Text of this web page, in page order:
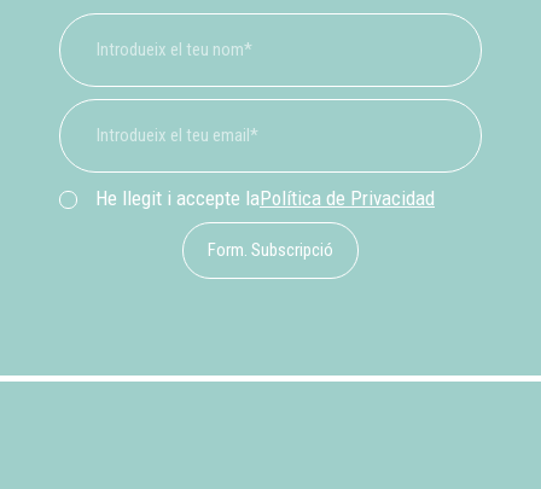
He llegit i accepte laPolítica de Privacidad
Form. Subscripció